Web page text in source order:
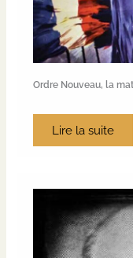
Ordre Nouveau, la
Lire la suite